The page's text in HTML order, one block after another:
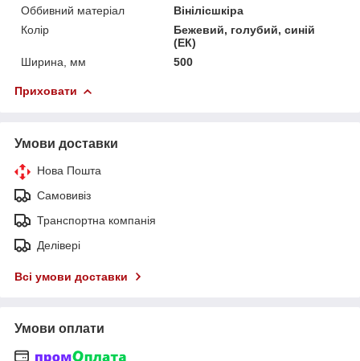
Оббивний матеріал
Вінілісшкіра
Колір
Бежевий, голубий, синій
(ЕК)
Ширина, мм
500
Приховати
Умови доставки
Нова Пошта
Самовивіз
Транспортна компанія
Делівері
Всі умови доставки
Умови оплати